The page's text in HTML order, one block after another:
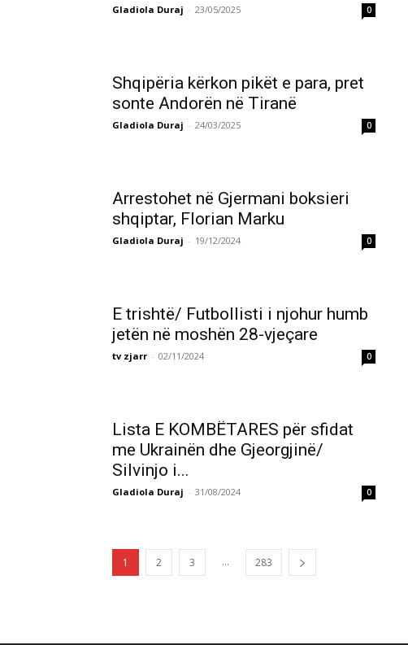
Gladiola Duraj - 23/05/2025 0
​Shqipëria kërkon pikët e para, pret
sonte Andorën në Tiranë
Gladiola Duraj - 24/03/2025 0
Arrestohet në Gjermani boksieri
shqiptar, Florian Marku
Gladiola Duraj - 19/12/2024 0
E trishtë/ Futbollisti i njohur humb
jetën në moshën 28-vjeçare
tv zjarr - 02/11/2024 0
Lista E KOMBËTARES për sfidat
me Ukrainën dhe Gjeorgjinë/
Silvinjo i...
Gladiola Duraj - 31/08/2024 0
1 2 3 ... 283